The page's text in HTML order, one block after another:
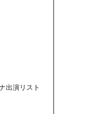
出演リスト